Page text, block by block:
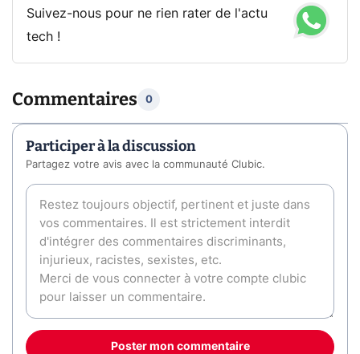
Suivez-nous pour ne rien rater de l'actu
tech !
Commentaires 0
Participer à la discussion
Partagez votre avis avec la communauté Clubic.
Poster mon commentaire